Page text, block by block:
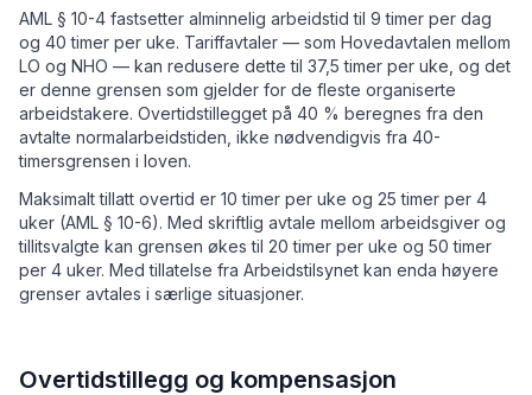
AML § 10-4 fastsetter alminnelig arbeidstid til 9 timer per dag
og 40 timer per uke. Tariffavtaler — som Hovedavtalen mellom
LO og NHO — kan redusere dette til 37,5 timer per uke, og det
er denne grensen som gjelder for de fleste organiserte
arbeidstakere. Overtidstillegget på 40 % beregnes fra den
avtalte normalarbeidstiden, ikke nødvendigvis fra 40-
timersgrensen i loven.
Maksimalt tillatt overtid er 10 timer per uke og 25 timer per 4
uker (AML § 10-6). Med skriftlig avtale mellom arbeidsgiver og
tillitsvalgte kan grensen økes til 20 timer per uke og 50 timer
per 4 uker. Med tillatelse fra Arbeidstilsynet kan enda høyere
grenser avtales i særlige situasjoner.
Overtidstillegg og kompensasjon